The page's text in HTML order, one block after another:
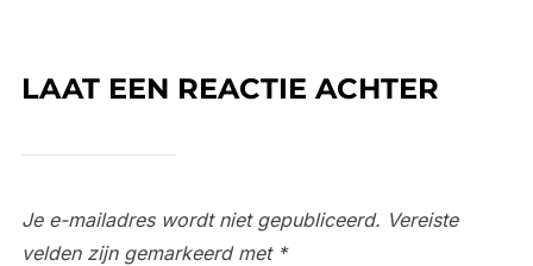
LAAT EEN REACTIE ACHTER
Je e-mailadres wordt niet gepubliceerd. Vereiste
velden zijn gemarkeerd met *